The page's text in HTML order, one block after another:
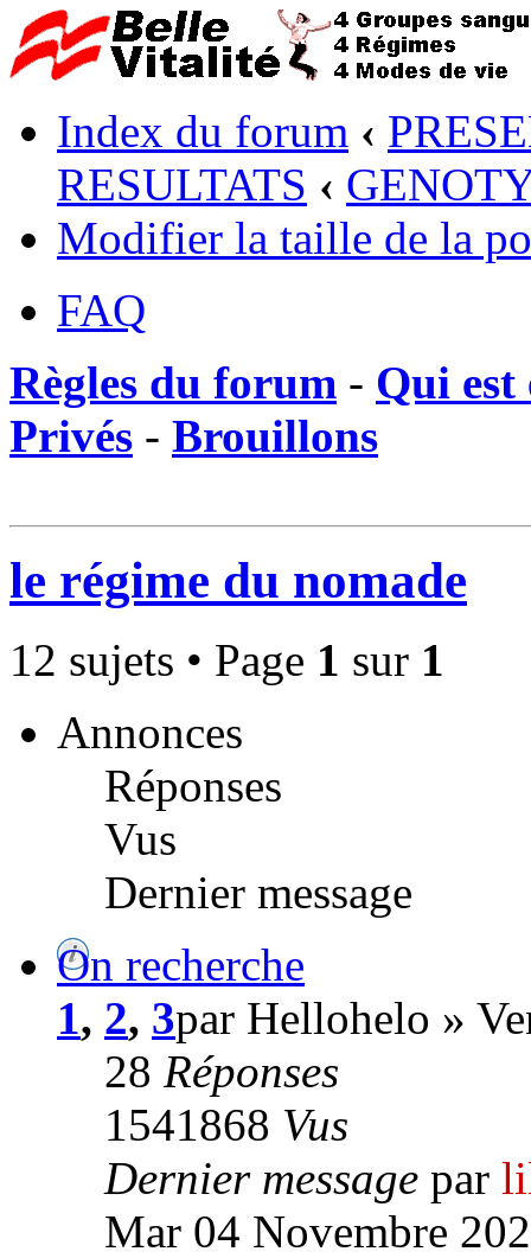
Index du forum ‹
RESULTATS ‹
Modifier la taille de la
FAQ
Règles du forum - Qui est
Privés - Brouillons
le régime du nomade
12 sujets • Page 1 sur 1
Annonces
Réponses
Vus
Dernier message
On recherche
1, 2, 3par Hellohelo »
28 Réponses
1541868 Vus
Dernier message par
Mar 04 Novembre